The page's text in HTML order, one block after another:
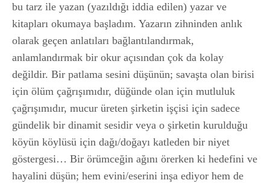
bu tarz ile yazan (yazıldığı iddia edilen) yazar ve
kitapları okumaya başladım. Yazarın zihninden anlık
olarak geçen anlatıları bağlantılandırmak,
anlamlandırmak bir okur açısından çok da kolay
değildir. Bir patlama sesini düşünün; savaşta olan birisi
için ölüm çağrışımıdır, düğünde olan için mutluluk
çağrışımıdır, mucur üreten şirketin işçisi için sadece
gündelik bir dinamit sesidir veya o şirketin kurulduğu
köyün köylüsü için dağı/doğayı katleden bir niyet
göstergesi… Bir örümceğin ağını örerken ki hedefini ve
hayalini düşün; hem evini/eserini inşa ediyor hem de